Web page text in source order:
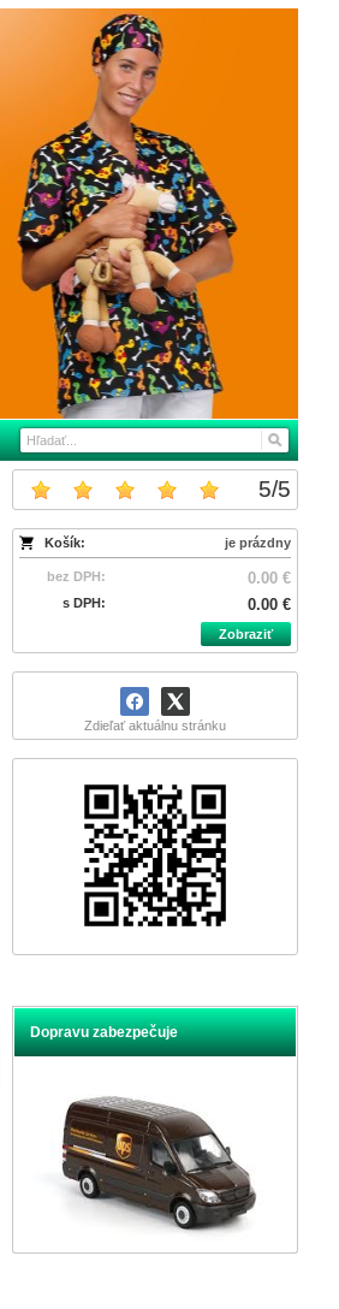
5/5
Košík: je prázdny
bez DPH: 0.00 €
s DPH: 0.00 €
Zobraziť
Zdieľať aktuálnu stránku
Dopravu zabezpečuje